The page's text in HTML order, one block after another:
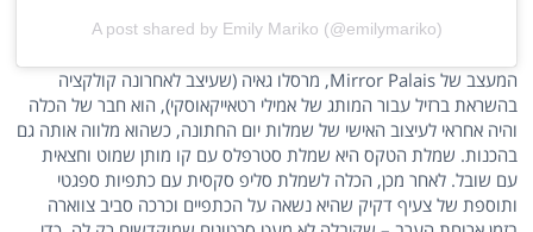
A post shared by Emily Mariko (@emilymariko)
המעצב של Mirror Palais, מרסלו גאיה (שעיצב לאחרונה קולקציה
בהשראת ברזיל עבור המותג של אמילי רטאייקאוסקי), הוא חבר של הכלה
והיה אחראי לעיצוב האישי של שמלות יום החתונה, כשהוא מלווה אותה גם
בהכנות. שמלת הטקס היא שמלת סטרפלס עם קו מותן שמוט וחצאית
עם שובל. לאחר מכן, הכלה לשמלת סליפ סקסית עם כתפיות ספגטי
ותוספת של צעיף דקיק שהיא נשאה על הכתפיים וכרכה סביב צווארה